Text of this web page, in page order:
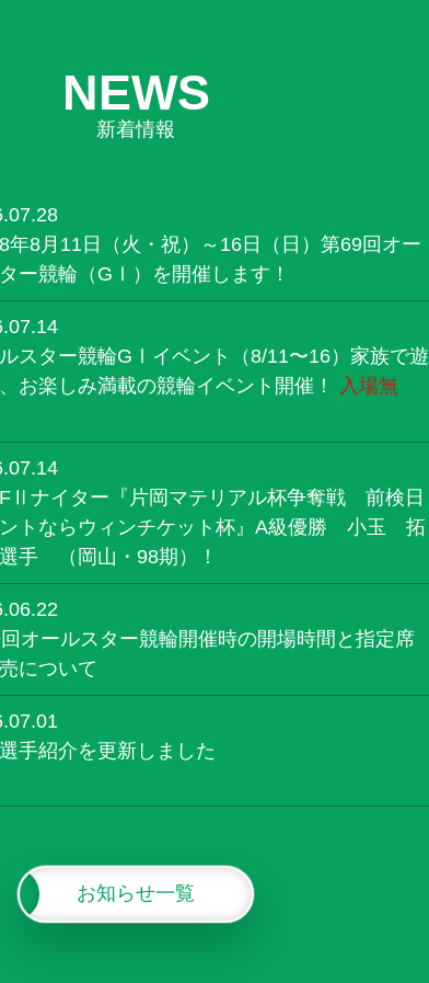
NEWS
新着情報
年8月11日（火・祝）～16日（日）第69回オー
ー競輪（GⅠ）を開催します！
スター競輪GⅠイベント（8/11〜16）家族で遊
お楽しみ満載の競輪イベント開催！
入場無
ナイター『片岡マテリアル杯争奪戦 前検日
トならウィンチケット杯』A級優勝 小玉 拓
手 （岡山・98期）！
オールスター競輪開催時の開場時間と指定席
について
手紹介を更新しました
お知らせ一覧